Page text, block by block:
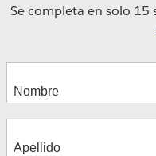
Se completa en solo 15